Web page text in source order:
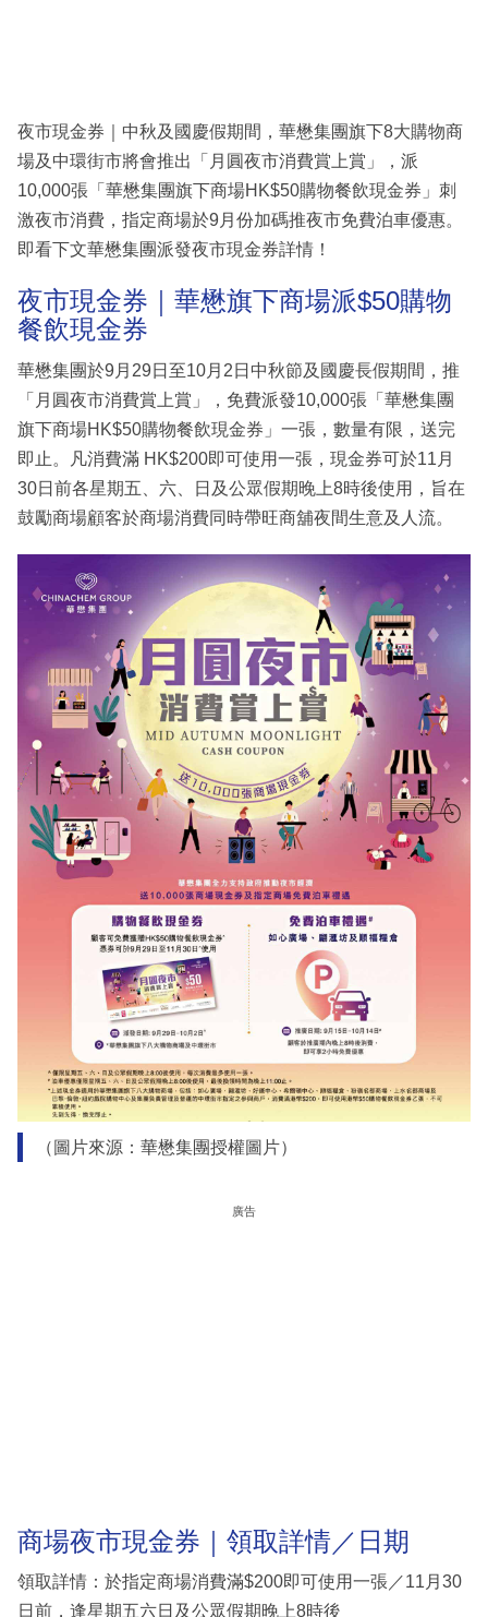
區
夜市現金券｜中秋及國慶假期間，華懋集團旗下8大購物商
場及中環街市將會推出「月圓夜市消費賞上賞」，派
10,000張「華懋集團旗下商場HK$50購物餐飲現金券」刺
激夜市消費，指定商場於9月份加碼推夜市免費泊車優惠。
即看下文華懋集團派發夜市現金券詳情！
夜市現金券｜華懋旗下商場派$50購物
餐飲現金券
華懋集團於9月29日至10月2日中秋節及國慶長假期間，推
「月圓夜市消費賞上賞」，免費派發10,000張「華懋集團
旗下商場HK$50購物餐飲現金券」一張，數量有限，送完
即止。凡消費滿 HK$200即可使用一張，現金券可於11月
30日前各星期五、六、日及公眾假期晚上8時後使用，旨在
鼓勵商場顧客於商場消費同時帶旺商舖夜間生意及人流。
（圖片來源：華懋集團授權圖片）
廣告
商場夜市現金券｜領取詳情／日期
領取詳情：於指定商場消費滿$200即可使用一張／11月30
日前，逢星期五六日及公眾假期晚上8時後